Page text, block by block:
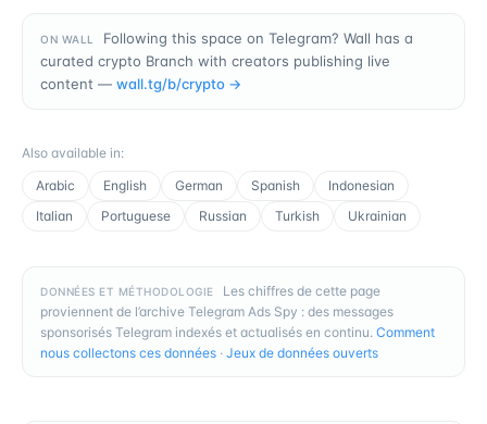
ON WALL
Following this space on Telegram? Wall has a
curated crypto Branch with creators publishing live
content — wall.tg/b/crypto →
Also available in:
Arabic
English German Spanish
Indonesian
Italian
Portuguese Russian Turkish Ukrainian
DONNÉES ET MÉTHODOLOGIE
Les chiffres de cette page
proviennent de l’archive Telegram Ads Spy : des messages
sponsorisés Telegram indexés et actualisés en continu. Comment
nous collectons ces données · Jeux de données ouverts